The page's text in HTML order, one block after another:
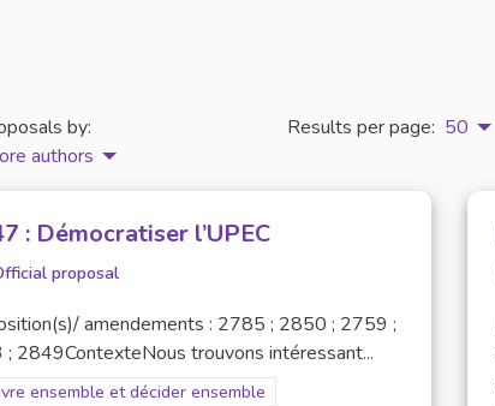
by:
authors
Results per page: 50
: Démocratiser l’UPEC
proposal
amendements : 2785 ; 2850 ; 2759 ;
2849ContexteNous trouvons intéressant...
results for scope: 5. Vivre ensemble et décider ensemble
ensemble et décider ensemble